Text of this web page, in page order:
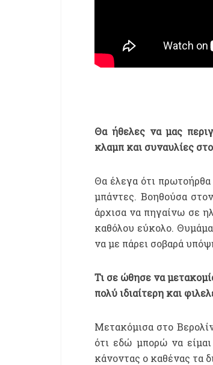
Θα ήθελες να μας
κλαμπ και συναυλίες
Θα έλεγα ότι
μπάντες. Βοηθούσα
άρχισα να πηγαίνω σε
καθόλου εύκολο.
να με πάρει σοβαρά
Τι σε ώθησε να
πολύ ιδιαίτερη και
Μετακόμισα στο
ότι εδώ μπορώ να
κάνοντας ο καθένας τα